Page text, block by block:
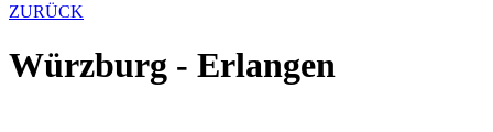
ZURÜCK
Würzburg - Erlangen